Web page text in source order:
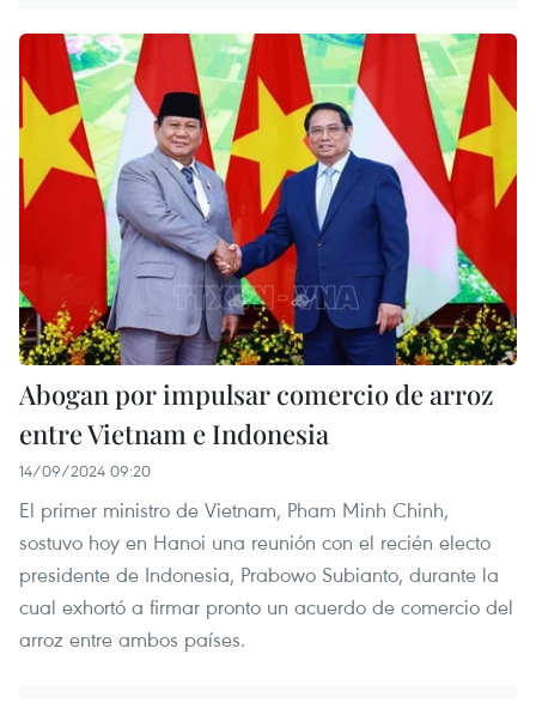
Abogan por impulsar comercio de arroz
entre Vietnam e Indonesia
14/09/2024 09:20
El primer ministro de Vietnam, Pham Minh Chinh,
sostuvo hoy en Hanoi una reunión con el recién electo
presidente de Indonesia, Prabowo Subianto, durante la
cual exhortó a firmar pronto un acuerdo de comercio del
arroz entre ambos países.